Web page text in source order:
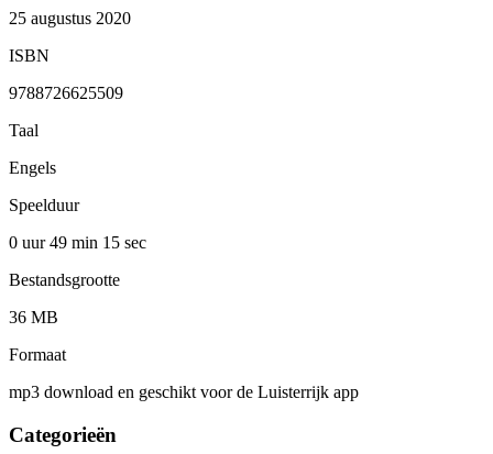
25 augustus 2020
ISBN
9788726625509
Taal
Engels
Speelduur
0 uur 49 min 15 sec
Bestandsgrootte
36 MB
Formaat
mp3 download en geschikt voor de Luisterrijk app
Categorieën